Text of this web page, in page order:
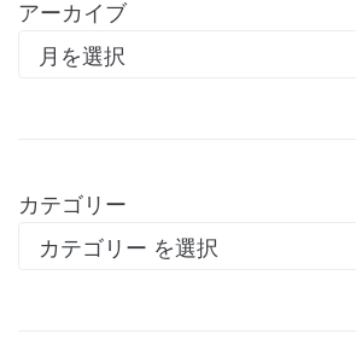
アーカイブ
カテゴリー